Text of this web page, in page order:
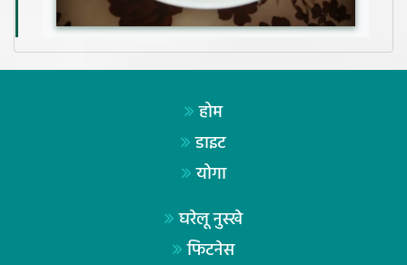
होम
डाइट
योगा
घरेलू नुस्खे
फिटनेस